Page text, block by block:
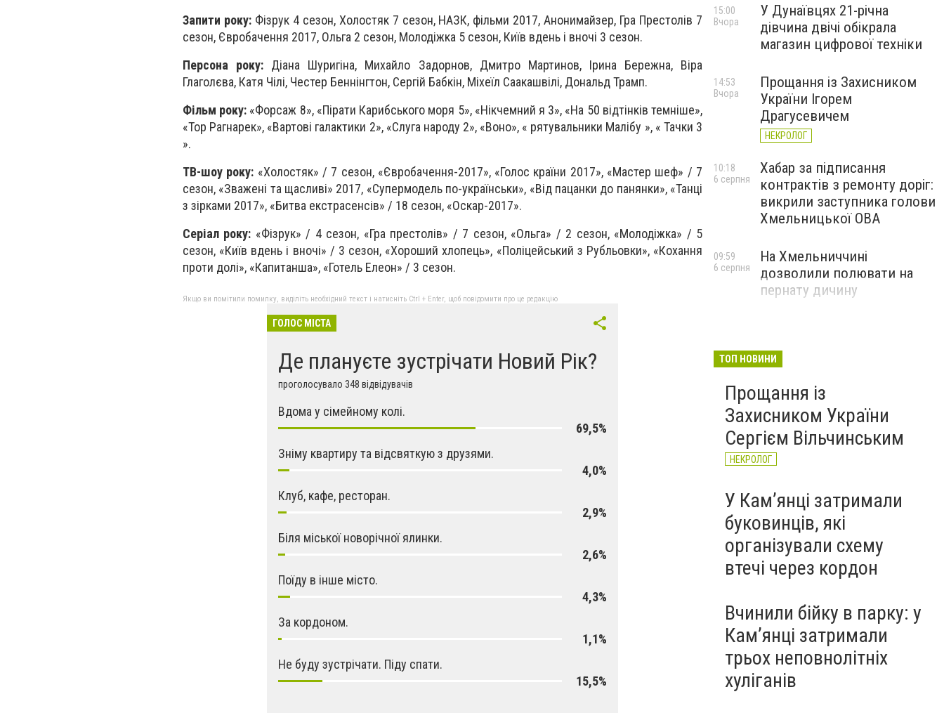
Запити року:Фізрук 4 сезон, Холостяк 7 сезон, НАЗК, фільми 2017, Анонимайзер, Гра Престолів 7
сезон, Євробачення 2017, Ольга 2 сезон, Молодіжка 5 сезон, Київ вдень і вночі 3 сезон.
Персона року: Діана Шуригіна, Михайло Задорнов, Дмитро Мартинов, Ірина Бережна, Віра
Глаголєва, Катя Чілі, Честер Беннінгтон, Сергій Бабкін, Міхеїл Саакашвілі, Дональд Трамп.
Фільм року: «Форсаж 8», «Пірати Карибського моря 5», «Нікчемний я 3», «На 50 відтінків темніше»,
«Тор Рагнарек», «Вартові галактики 2», «Слуга народу 2», «Воно», « рятувальники Малібу », « Тачки 3
».
ТВ-шоу року: «Холостяк» / 7 сезон, «Євробачення-2017», «Голос країни 2017», «Мастер шеф» / 7
сезон, «Зважені та щасливі» 2017, «Супермодель по-українськи», «Від пацанки до панянки», «Танці
з зірками 2017», «Битва екстрасенсів» / 18 сезон, «Оскар-2017».
Серіал року: «Фізрук» / 4 сезон, «Гра престолів» / 7 сезон, «Ольга» / 2 сезон, «Молодіжка» / 5
сезон, «Київ вдень ​​і вночі» / 3 сезон, «Хороший хлопець», «Поліцейський з Рубльовки», «Кохання
проти долі», «Капитанша», «Готель Елеон» / 3 сезон.
Якщо ви помітили помилку, виділіть необхідний текст і натисніть Ctrl + Enter, щоб повідомити про це редакцію
ГОЛОС МІСТА
Де плануєте зустрічати Новий Рік?
проголосувало 348 відвідувачів
Вдома у сімейному колі.
69,5%
Зніму квартиру та відсвяткую з друзями.
4,0%
Клуб, кафе, ресторан.
2,9%
Біля міської новорічної ялинки.
2,6%
Поїду в інше місто.
4,3%
За кордоном.
1,1%
Не буду зустрічати. Піду спати.
15,5%
У Дунаївцях 21-річна
дівчина двічі обікрала
магазин цифрової техніки
15:00
Вчора
Прощання із Захисником
України Ігорем
Драгусевичем
НЕКРОЛОГ
14:53
Вчора
Хабар за підписання
контрактів з ремонту доріг:
викрили заступника голови
Хмельницької ОВА
10:18
6 серпня
На Хмельниччині
дозволили полювати на
пернату дичину
09:59
6 серпня
ТОП НОВИНИ
Прощання із
Захисником України
Сергієм Вільчинським
НЕКРОЛОГ
У Кам’янці затримали
буковинців, які
організували схему
втечі через кордон
Вчинили бійку в парку: у
Кам’янці затримали
трьох неповнолітніх
хуліганів